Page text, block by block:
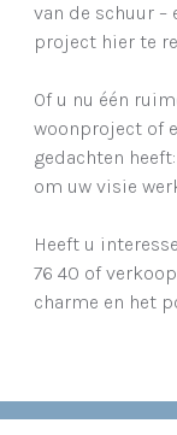
van de schuur
project hier te
Of u nu één
woonproject of
gedachten
om uw visie
Heeft u
76 40 of
charme en het